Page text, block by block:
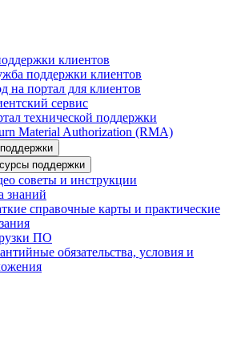
клиентов
поддержки клиентов
на портал для клиентов
сервис
технической поддержки
Material Authorization (RMA)
поддержки
советы и инструкции
знаний
справочные карты и практические
ПО
обязательства, условия и